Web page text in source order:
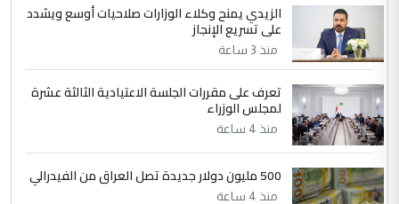
5
التعليق : تحياتي لك استاذ حامدتركان. كلام
دقيق ومسؤول؛ فالاستثمار الحقيقي للإنسان
الموضوع :
بين الإهمال واغتصاب الأرض.. بلاد
الرافدين تعاني الجفاف والتصحر!!
الزيدي يمنح وكلاء الوزارات صلاحيات أوسع ويشدد
على تسريع الإنجاز
منذ 3 ساعة
تعرف على مقررات الجلسة الاعتيادية الثالثة عشرة
لمجلس الوزراء
منذ 4 ساعة
500 مليون دولار جديدة تصل العراق من الفيدرالي
منذ 4 ساعة